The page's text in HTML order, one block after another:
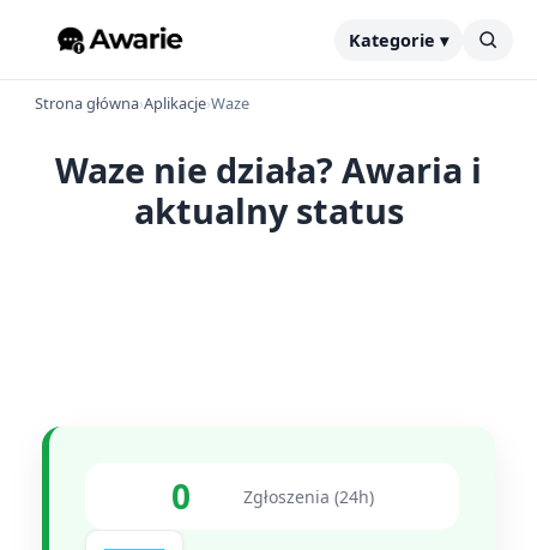
Kategorie ▾
Strona główna›Aplikacje›Waze
Waze nie działa? Awaria i
aktualny status
0 Zgłoszenia (24h)